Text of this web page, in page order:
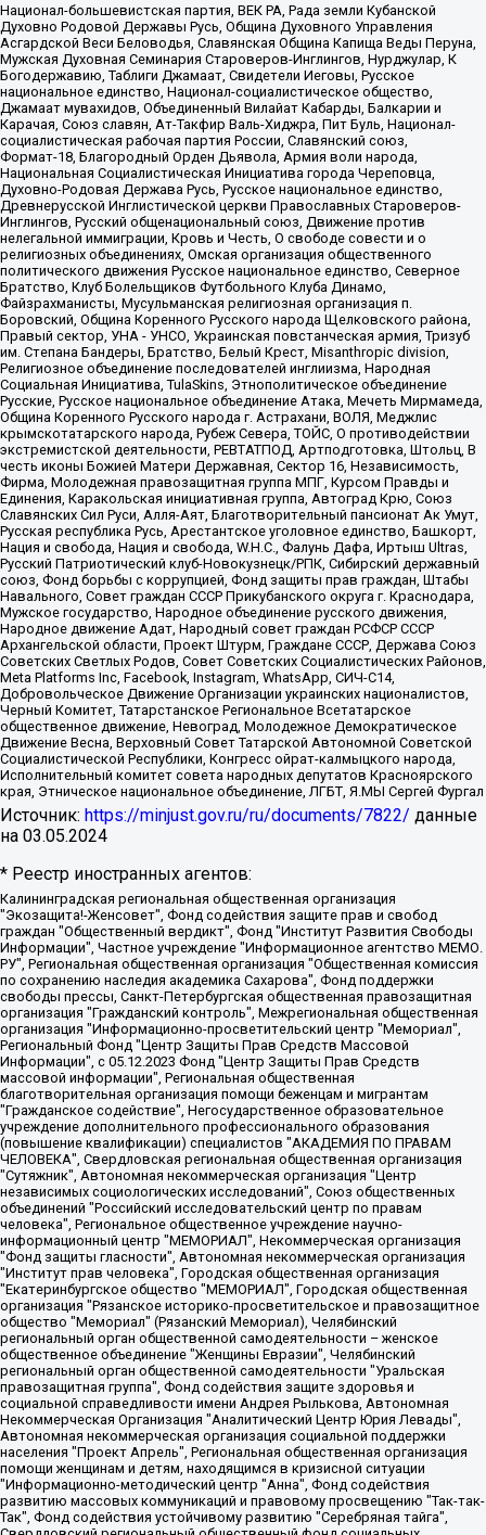
Национал-большевистская партия, ВЕК РА, Рада земли Кубанской
Духовно Родовой Державы Русь, Община Духовного Управления
Асгардской Веси Беловодья, Славянская Община Капища Веды Перуна,
Мужская Духовная Семинария Староверов-Инглингов, Нурджулар, К
Богодержавию, Таблиги Джамаат, Свидетели Иеговы, Русское
национальное единство, Национал-социалистическое общество,
Джамаат мувахидов, Объединенный Вилайат Кабарды, Балкарии и
Карачая, Союз славян, Ат-Такфир Валь-Хиджра, Пит Буль, Национал-
социалистическая рабочая партия России, Славянский союз,
Формат-18, Благородный Орден Дьявола, Армия воли народа,
Национальная Социалистическая Инициатива города Череповца,
Духовно-Родовая Держава Русь, Русское национальное единство,
Древнерусской Инглистической церкви Православных Староверов-
Инглингов, Русский общенациональный союз, Движение против
нелегальной иммиграции, Кровь и Честь, О свободе совести и о
религиозных объединениях, Омская организация общественного
политического движения Русское национальное единство, Северное
Братство, Клуб Болельщиков Футбольного Клуба Динамо,
Файзрахманисты, Мусульманская религиозная организация п.
Боровский, Община Коренного Русского народа Щелковского района,
Правый сектор, УНА - УНСО, Украинская повстанческая армия, Тризуб
им. Степана Бандеры, Братство, Белый Крест, Misanthropic division,
Религиозное объединение последователей инглиизма, Народная
Социальная Инициатива, TulaSkins, Этнополитическое объединение
Русские, Русское национальное объединение Атака, Мечеть Мирмамеда,
Община Коренного Русского народа г. Астрахани, ВОЛЯ, Меджлис
крымскотатарского народа, Рубеж Севера, ТОЙС, О противодействии
экстремистской деятельности, РЕВТАТПОД, Артподготовка, Штольц, В
честь иконы Божией Матери Державная, Сектор 16, Независимость,
Фирма, Молодежная правозащитная группа МПГ, Курсом Правды и
Единения, Каракольская инициативная группа, Автоград Крю, Союз
Славянских Сил Руси, Алля-Аят, Благотворительный пансионат Ак Умут,
Русская республика Русь, Арестантское уголовное единство, Башкорт,
Нация и свобода, Нация и свобода, W.H.С., Фалунь Дафа, Иртыш Ultras,
Русский Патриотический клуб-Новокузнецк/РПК, Сибирский державный
союз, Фонд борьбы с коррупцией, Фонд защиты прав граждан, Штабы
Навального, Совет граждан СССР Прикубанского округа г. Краснодара,
Мужское государство, Народное объединение русского движения,
Народное движение Адат, Народный совет граждан РСФСР СССР
Архангельской области, Проект Штурм, Граждане СССР, Держава Союз
Советских Светлых Родов, Совет Советских Социалистических Районов,
Meta Platforms Inc, Facebook, Instagram, WhatsApp, СИЧ-С14,
Добровольческое Движение Организации украинских националистов,
Черный Комитет, Татарстанское Региональное Всетатарское
общественное движение, Невоград, Молодежное Демократическое
Движение Весна, Верховный Совет Татарской Автономной Советской
Социалистической Республики, Конгресс ойрат-калмыцкого народа,
Исполнительный комитет совета народных депутатов Красноярского
края, Этническое национальное объединение, ЛГБТ, Я.МЫ Сергей Фургал
Источник: https://minjust.gov.ru/ru/documents/7822/ данные
на 03.05.2024
* Реестр иностранных агентов:
Калининградская региональная общественная организация "Экозащита!-Женсовет", Фонд содействия защите прав и свобод граждан "Общественный вердикт", Фонд "Институт Развития Свободы Информации", Частное учреждение "Информационное агентство МЕМО. РУ", Региональная общественная организация "Общественная комиссия по сохранению наследия академика Сахарова", Фонд поддержки свободы прессы, Санкт-Петербургская общественная правозащитная организация "Гражданский контроль", Межрегиональная общественная организация "Информационно-просветительский центр "Мемориал", Региональный Фонд "Центр Защиты Прав Средств Массовой Информации", с 05.12.2023 Фонд "Центр Защиты Прав Средств массовой информации", Региональная общественная благотворительная организация помощи беженцам и мигрантам "Гражданское содействие", Негосударственное образовательное учреждение дополнительного профессионального образования (повышение квалификации) специалистов "АКАДЕМИЯ ПО ПРАВАМ ЧЕЛОВЕКА", Свердловская региональная общественная организация "Сутяжник", Автономная некоммерческая организация "Центр независимых социологических исследований", Союз общественных объединений "Российский исследовательский центр по правам человека", Региональное общественное учреждение научно-информационный центр "МЕМОРИАЛ", Некоммерческая организация "Фонд защиты гласности", Автономная некоммерческая организация "Институт прав человека", Городская общественная организация "Екатеринбургское общество "МЕМОРИАЛ", Городская общественная организация "Рязанское историко-просветительское и правозащитное общество "Мемориал" (Рязанский Мемориал), Челябинский региональный орган общественной самодеятельности – женское общественное объединение "Женщины Евразии", Челябинский региональный орган общественной самодеятельности "Уральская правозащитная группа", Фонд содействия защите здоровья и социальной справедливости имени Андрея Рылькова, Автономная Некоммерческая Организация "Аналитический Центр Юрия Левады", Автономная некоммерческая организация социальной поддержки населения "Проект Апрель", Региональная общественная организация помощи женщинам и детям, находящимся в кризисной ситуации "Информационно-методический центр "Анна", Фонд содействия развитию массовых коммуникаций и правовому просвещению "Так-так-Так", Фонд содействия устойчивому развитию "Серебряная тайга", Свердловский региональный общественный фонд социальных проектов "Новое время", "Idel.Реалии", Кавказ.Реалии, Крым.Реалии, Телеканал Настоящее Время, Татаро-башкирская служба Радио Свобода (Azatliq Radiosi), Радио Свободная Европа/Радио Свобода (PCE/PC), "Сибирь.Реалии", "Фактограф", Благотворительный фонд помощи осужденным и их семьям, Автономная некоммерческая организация "Институт глобализации и социальных движений", Фонд "В защиту прав заключенных", Частное учреждение "Центр поддержки и содействия развитию средств массовой информации", Пензенский региональный общественный благотворительный фонд "Гражданский союз", "Север.Реалии", Некоммерческая организация Фонд "Правовая инициатива", Общество с ограниченной ответственностью "Радио Свободная Европа/Радио Свобода", Чешское информационное агентство "MEDIUM-ORIENT", Красноярская региональная общественная организация "Мы против СПИДа", Камалягин Денис Николаевич, Маркелов Сергей Евгеньевич, Пономарев Лев Александрович, Савицкая Людмила Алексеевна, Автономная некоммерческая организация "Центр по работе с проблемой насилия "НАСИЛИЮ.НЕТ", Межрегиональный профессиональный союз работников здравоохранения "Альянс врачей", Юридическое лицо, зарегистрированное в Латвийской Республике, SIA "Medusa Project" (регистрационный номер 40103797863, дата регистрации 10.06.2014), Некоммерческая организация "Фонд по борьбе с коррупцией", Автономная некоммерческая организация "Институт права и публичной политики", Баданин Роман Сергеевич, Гликин Максим Александрович, Железнова Мария Михайловна, Лукьянова Юлия Сергеевна, Маетная Елизавета Витальевна, Маняхин Петр Борисович, Чуракова Ольга Владимировна, Ярош Юлия Петровна, Юридическое лицо "The Insider SIA", зарегистрированное в Риге, Латвийская Республика (дата регистрации 26.06.2015), являющееся администратором доменного имени интернет-издания "The Insider SIA", https://theins.ru, Постернак Алексей Евгеньевич, Рубин Михаил Аркадьевич, Анин Роман Александрович, Юридическое лицо Istories fonds, зарегистрированное в Латвийской Республике (регистрационный номер 50008295751, дата регистрации 24.02.2020), Великовский Дмитрий Александрович, Долинина Ирина Николаевна, Мароховская Алеся Алексеевна, Шлейнов Роман Юрьевич, Шмагун Олеся Валентиновна, Общество с ограниченной ответственностью "Альтаир 2021", Общество с ограниченной ответственностью "Вега 2021", Общество с ограниченной ответственностью "Главный редактор 2021", Общество с ограниченной ответственностью "Ромашки монолит", Важенков Артем Валерьевич, Ивановская областная общественная организация "Центр гендерных исследований", Гурман Юрий Альбертович, Медиапроект "ОВД-Инфо", Егоров Владимир Владимирович, Жилинский Владимир Александрович, Общество с ограниченной ответственностью "ЗП", Иванова София Юрьевна, Карезина Инна Павловна, Кильтау Екатерина Викторовна, Петров Алексей Викторович, Пискунов Сергей Евгеньевич, Смирнов Сергей Сергеевич, Тихонов Михаил Сергеевич, Общество с ограниченной ответственностью "ЖУРНАЛИСТ-ИНОСТРАННЫЙ АГЕНТ", Арапова Галина Юрьевна, Вольтская Татьяна Анатольевна, Американская компания "Mason G.E.S. Anonymous Foundation" (США), являющаяся владельцем интернет-издания https://mnews.world/, Компания "Stichting Bellingcat", зарегистрированная в Нидерландах (дата регистрации 11.07.2018), Захаров Андрей Вячеславович, Клепиковская Екатерина Дмитриевна, Общество с ограниченной ответственностью "МЕМО", Перл Роман Александрович, Симонов Евгений Алексеевич, Соловьева Елена Анатольевна, Сотников Даниил Владимирович, Сурначева Елизавета Дмитриевна, Автономная некоммерческая организация по защите прав человека и информированию населения "Якутия – Наше Мнение", Общество с ограниченной ответственностью "Москоу диджитал медиа", с 26.01.2023 Общество с ограниченной ответственностью "Чайка Белые сады", Ветошкина Валерия Валерьевна, Заговора Максим Александрович, Межрегиональное общественное движение "Российская ЛГБТ - сеть", Оленичев Максим Владимирович, Павлов Иван Юрьевич, Скворцова Елена Сергеевна, Общество с ограниченной ответственностью "Как бы инагент", Кочетков Игорь Викторович, Общество с ограниченной ответственностью "Честные выборы", Еланчик Олег Александрович, Общество с ограниченной ответственностью "Нобелевский призыв", Гималова Регина Эмилевна, Григорьев Андрей Валерьевич, Григорьева Алина Александровна, Ассоциация по содействию защите прав призывников, альтернативнослужащих и военнослужащих "Правозащитная группа "Гражданин.Армия.Право", Хисамова Регина Фаритовна, Автономная некоммерческая организация по реализации социально-правовых программ "Лилит", Дальневосточное общественное движение "Маяк", Санкт-Петербургская ЛГБТ-инициативная группа "Выход", Инициативная группа ЛГБТ+ "Реверс", Алексеев Андрей Викторович, Бекбулатова Таисия Львовна, Беляев Иван Михайлович, Владыкина Елена Сергеевна, Гельман Марат Александрович, Никульшина Вероника Юрьевна, Толоконникова Надежда Андреевна, Шендерович Виктор Анатольевич, Общество с ограниченной ответственностью "Данное сообщение", Общество с ограниченной ответственностью Издательский дом "Новая глава", Айнбиндер Александра Александровна, Московский комьюнити-центр для ЛГБТ+инициатив, Благотворительный фонд развития филантропии, Deutsche Welle (Германия, Kurt-Schumacher-Strasse 3, 53113 Bonn), Борзунова Мария Михайловна, Воробьев Виктор Викторович, Голубева Анна Львовна, Константинова Алла Михайловна, Малкова Ирина Владимировна, Мурадов Мурад Абдулгалимович, Осетинская Елизавета Николаевна, Понасенков Евгений Николаевич, Ганапольский Матвей Юрьевич, Киселев Евгений Алексеевич, Борухович Ирина Григорьевна, Дремин Иван Тимофеевич, Дубровский Дмитрий Викторович, Красноярская региональная общественная организация поддержки и развития альтернативных образовательных технологий и межкультурных коммуникаций "ИНТЕРРА", Маяковская Екатерина Алексеевна, Фейгин Марк Захарович, Филимонов Андрей Викторович, Дзугкоева Регина Николаевна, Доброхотов Роман Александрович, Дудь Юрий Александрович, Елкин Сергей Владимирович, Кругликов Кирилл Игоревич, Сабунаева Мария Леонидовна, Семенов Алексей Владимирович, Шаинян Карен Багратович, Шульман Екатерина Михайловна, Асафьев Артур Валерьевич, Вахштайн Виктор Семенович, Венедиктов Алексей Алексеевич, Лушникова Екатерина Евгеньевна, Волков Леонид Михайлович, Невзоров Александр Глебович, Пархоменко Сергей Борисович, Сироткин Ярослав Николаевич, Кара-Мурза Владимир Владимирович, Баранова Наталья Владимировна, Гозман Леонид Яковлевич, Кагарлицкий Борис Юльевич, Климарев Михаил Валерьевич, Милов Владимир Станиславович, Автономная некоммерческая организация Краснодарский центр современного искусства "Типография", Моргенштерн Алишер Тагирович, Соболь Любовь Эдуардовна, Общество с ограниченной ответственностью "ЛИЗА НОРМ", Каспаров Гарри Кимович, Ходорковский Михаил Борисович, Общество с ограниченной ответственностью "Апрельские тезисы", Данилович Ирина Брониславовна, Кашин Олег Владимирович, Петров Николай Владимирович, Пивоваров Алексей Владимирович, Соколов Михаил Владимирович, Цветкова Юлия Владимировна, Чичваркин Евгений Александрович, Комитет против пыток/Команда против пыток, Общество с ограниченной ответственностью "Первый научный", Общество с ограниченной ответственностью "Вертолет и ко", Белоцерковская Вероника Борисовна, Кац Максим Евгеньевич, Лазарева Татьяна Юрьевна, Шаведдинов Руслан Табризович, Яшин Илья Валерьевич, Общество с ограниченной ответственностью "Иноагент ААВ", Алешковский Дмитрий Петрович, Альбац Евгения Марковна, Быков Дмитрий Львович, Галямина Юлия Евгеньевна, Лойко Сергей Леонидович, Мартынов Кирилл Константинович, Медведев Сергей Александрович, Крашенинников Федор Геннадиевич, Гордеева Катерина Вл